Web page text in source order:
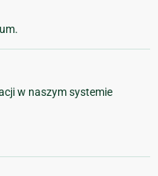
w naszym systemie